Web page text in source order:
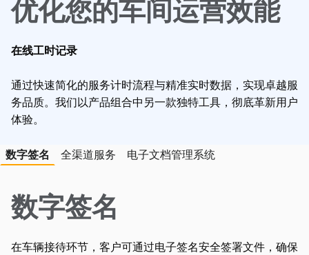
优化您的车间运营效能
在线工时记录
通过快速简化的服务计时流程与精准实时数据，实现卓越服
务品质。我们以产品组合中另一款独特工具，彻底革新用户
体验。
数字签名 全渠道服务 电子文档管理系统
数字签名
在车辆接待环节，客户可通过电子签名安全签署文件，确保